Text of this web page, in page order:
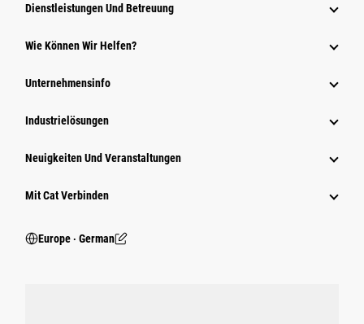
Dienstleistungen Und Betreuung
Wie Können Wir Helfen?
Unternehmensinfo
Industrielösungen
Neuigkeiten Und Veranstaltungen
Mit Cat Verbinden
Europe ‧ German